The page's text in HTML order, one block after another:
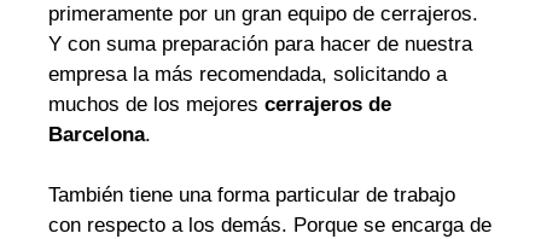
primeramente por un gran equipo de cerrajeros.
Y con suma preparación para hacer de nuestra
empresa la más recomendada, solicitando a
muchos de los mejores cerrajeros de
Barcelona.
También tiene una forma particular de trabajo
con respecto a los demás. Porque se encarga de